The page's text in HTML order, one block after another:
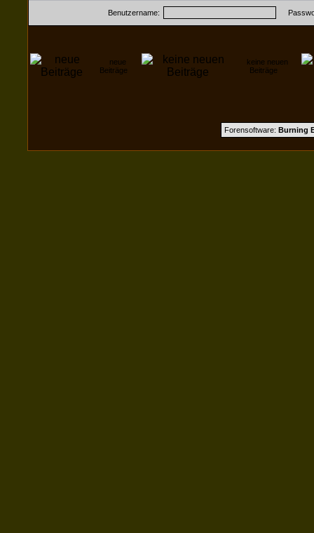
Benutzername:
neue
Beiträge
keine neuen
Beiträge
Forensoftware: Burning